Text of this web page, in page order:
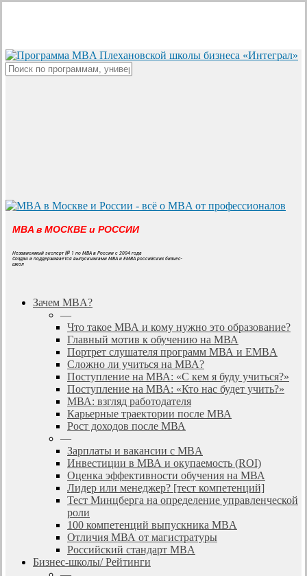
content
MBA в МОСКВЕ и РОССИИ
Независимый эксперт № 1 по MBA в России с 2004 года
Создан и поддерживается выпускниками MBA и EMBA российских бизнес-
школ
search
Menu
Зачем MBA?
—
Что такое МВА и кому нужно это образование?
Главный мотив к обучению на МВА
Портрет слушателя программ МВА и EMBA
Сложно ли учиться на МВА?
Поступление на МВА: «С кем я буду учиться?»
Поступление на МВА: «Кто нас будет учить?»
МВА: взгляд работодателя
Карьерные траектории после МВА
Рост доходов после МВА
—
Зарплаты и вакансии с MBA
Инвестиции в МВА и окупаемость (ROI)
Оценка эффективности обучения на МВА
Лидер или менеджер? [тест компетенций]
Тест Минцберга на определение управленческой
роли
100 компетенций выпускника MBA
Отличия МВА от магистратуры
Российский стандарт MBA
Бизнес-школы/ Рейтинги